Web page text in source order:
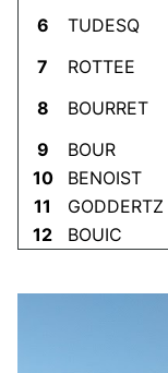
6 TUDESQ
7
ROTTEE
8
BOURRET
9
BOUR
10
BENOIST
11
GODDERTZ
12
BOUIC